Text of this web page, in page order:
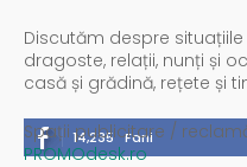
Discutăm despre
dragoste, relații, nunți și
casă și grădină, rețete și
14,235 Fani
Spații publicitare /
PROMOdesk.ro